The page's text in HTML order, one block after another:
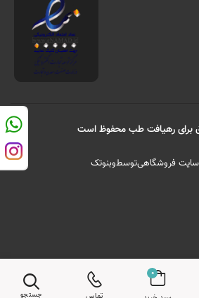
برای رهیافت طب محفوظ است
فروشگاهیتوسطوبنوتک
0
جستجو